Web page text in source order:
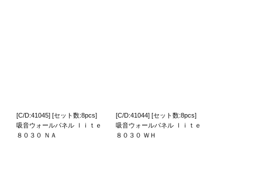
[C/D:41045] [セット数:8pcs]
吸音ウォールパネル ｌｉｔｅ
８０３０ ＮＡ
[C/D:41044] [セット数:8pcs]
吸音ウォールパネル ｌｉｔｅ
８０３０ ＷＨ